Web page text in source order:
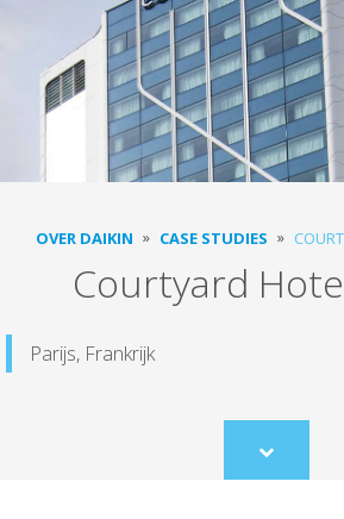
OVER DAIKIN CASE STUDIES
Courtyard
Parijs, Frankrijk
Scroll
to